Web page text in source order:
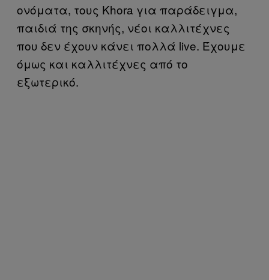
ονόματα, τους Khora για παράδειγμα,
παιδιά της σκηνής, νέοι καλλιτέχνες
που δεν έχουν κάνει πολλά live. Έχουμε
όμως και καλλιτέχνες από το
εξωτερικό.